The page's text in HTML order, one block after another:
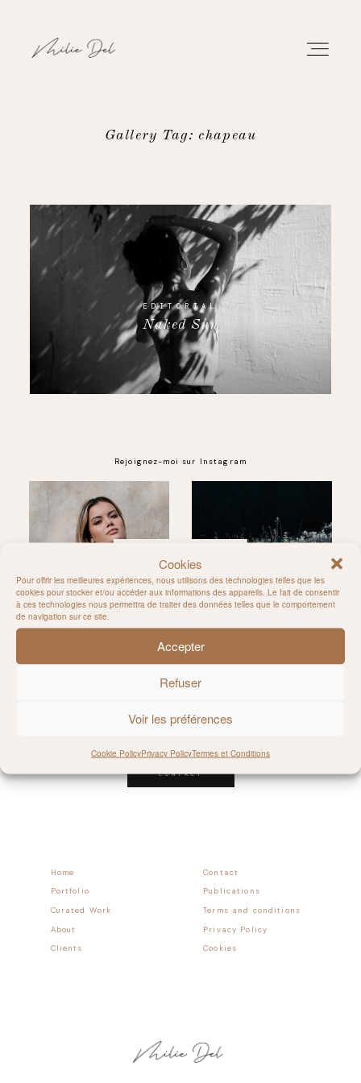
Cookies
Pour offrir les meilleures expériences, nous utilisons des technologies telles que les
cookies pour stocker et/ou accéder aux informations des appareils. Le fait de consentir
à ces technologies nous permettra de traiter des données telles que le comportement
de navigation sur ce site.
Accepter
Refuser
Voir les préférences
Cookie PolicyPrivacy PolicyTermes et Conditions
TRAVAUX
Gallery Tag: chapeau
EDITORIAL
Naked Sun
Rejoignez-moi sur Instagram
Contact
Home
Publications
Portfolio
Terms and conditions
Curated Work
CONTACT
Privacy Policy
About
Cookies
Clients